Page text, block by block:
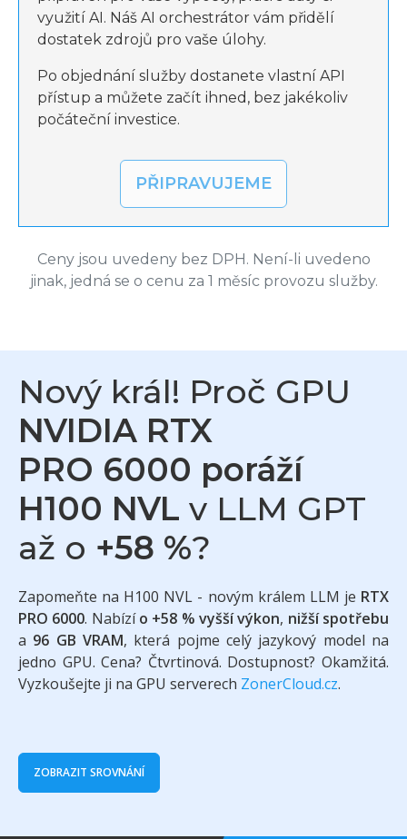
využití AI. Náš AI orchestrátor vám přidělí
dostatek zdrojů pro vaše úlohy.
Po objednání služby dostanete vlastní API
přístup a můžete začít ihned, bez jakékoliv
počáteční investice.
PŘIPRAVUJEME
Ceny jsou uvedeny bez DPH. Není-li uvedeno
jinak, jedná se o cenu za 1 měsíc provozu služby.
Nový král! Proč GPU
NVIDIA RTX
PRO 6000 poráží
H100 NVL v LLM GPT
až o +58 %?
Zapomeňte na H100 NVL - novým králem LLM je RTX
PRO 6000. Nabízío +58 % vyšší výkon, nižší spotřebu
a 96 GB VRAM, která pojme celý jazykový model na
jedno GPU. Cena? Čtvrtinová. Dostupnost? Okamžitá.
Vyzkoušejte ji na GPU serverech ZonerCloud.cz.
ZOBRAZIT SROVNÁNÍ